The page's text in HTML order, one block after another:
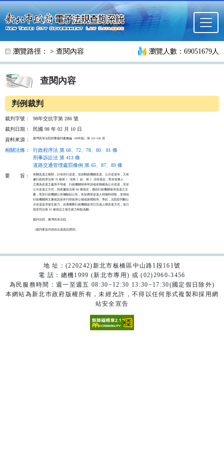
跳至主要內容
瀏覽路徑： > 查閱內容 瀏覽人數：69051679人
查閱內容
判例裁判
裁判字號：
98年交抗字第 286 號
裁判日期：
民國 98 年 02 月 10 日
資料來源：
臺灣高等法院刑事裁判書彙編（98年版）第 101-106 頁
相關法條 ：
行政程序法 第 68、72、78、80、81 條
刑事訴訟法 第 413 條
道路交通管理處罰條例 第 65、87、89 條
要
旨：
有關送達之種類，計有自行送達、交由郵政機關送達、公示送達等，又依
據行政程序法第 78 條第 1  項第 1  款、第 2  項等規定，對於當事人
之應為送達之處所不明者，行政機關得依申請或依職權為公示送達，至於
公示送達之方式，則依據該法第 80 條規定，應由行政機關保管送達之文
書，而於行政機關公告欄黏貼公告，告知應受送達人得隨時領取，並得由
行政機關將文書或其節本刊登政府公報或新聞紙等。準此，法院欲判斷公
示送達是否發生效力，自應審酌行政機關是否已完成上開送達方式，並已
屆至同法第 81 條規定之發生效力時點為斷。
裁判法院：臺灣高等法院
（裁判要旨內容由法源資訊撰寫）
地 址：(220242)新北市板橋區中山路1段161號
電 話：總機1999 (新北市專用) 或 (02)2960-3456
為民服務時間：週一至週五 08:30~12:30 13:30~17:30(國定假日除外)
本網站為新北市政府版權所有，未經允許，不得以任何形式複製和採用網
站安全宣告